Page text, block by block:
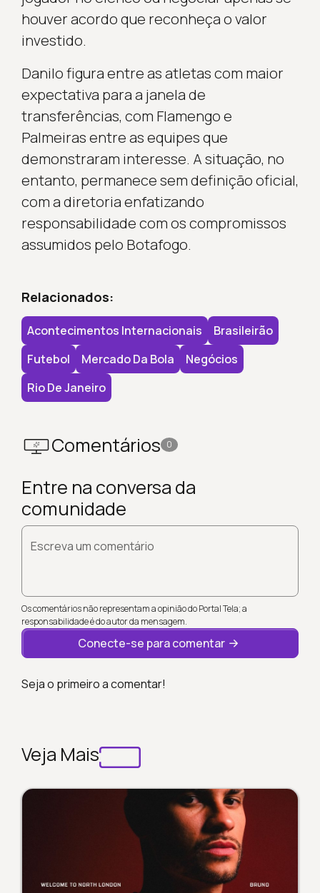
houver acordo que reconheça o valor
investido.
Danilo figura entre as atletas com maior
expectativa para a janela de
transferências, com Flamengo e
Palmeiras entre as equipes que
demonstraram interesse. A situação, no
entanto, permanece sem definição oficial,
com a diretoria enfatizando
responsabilidade com os compromissos
assumidos pelo Botafogo.
Relacionados:
Acontecimentos Internacionais
Brasileirão
Futebol
Mercado Da Bola
Negócios
Rio De Janeiro
Comentários 0
Entre na conversa da
comunidade
Escreva um comentário
Os comentários não representam a opinião do Portal Tela; a
responsabilidade é do autor da mensagem.
Conecte-se para comentar
Seja o primeiro a comentar!
Veja Mais